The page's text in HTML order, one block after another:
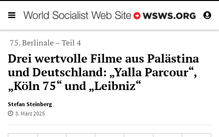
75. Berlinale – Teil 4
Drei wertvolle Filme aus Palästina
und Deutschland: „Yalla Parcour“,
„Köln 75“ und „Leibniz“
Stefan Steinberg
3. März 2025